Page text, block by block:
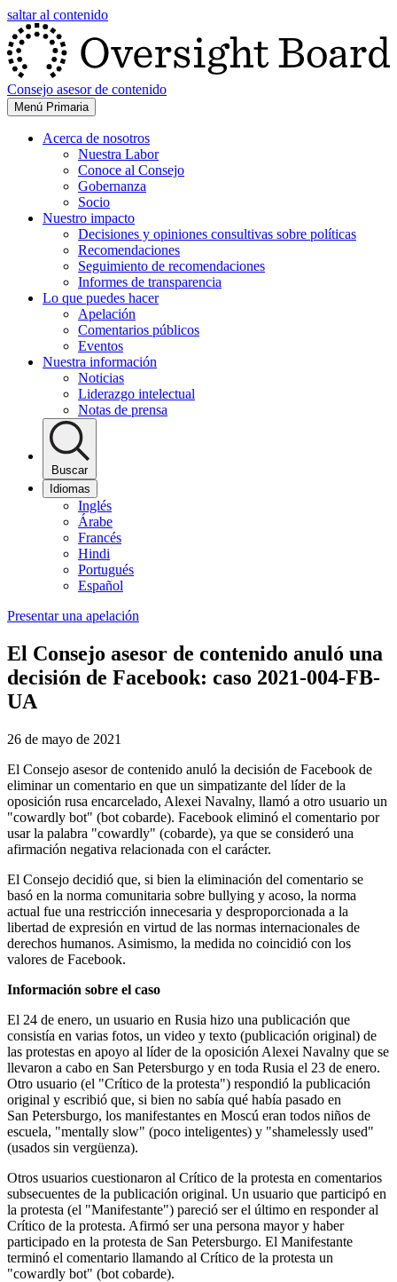
saltar al contenido
Consejo asesor de contenido
Menú Primaria
Acerca de nosotros
Nuestra Labor
Conoce al Consejo
Gobernanza
Socio
Nuestro impacto
Decisiones y opiniones consultivas sobre políticas
Recomendaciones
Seguimiento de recomendaciones
Informes de transparencia
Lo que puedes hacer
Apelación
Comentarios públicos
Eventos
Nuestra información
Noticias
Liderazgo intelectual
Notas de prensa
Buscar
Idiomas
Inglés
Árabe
Francés
Hindi
Portugués
Español
Presentar una apelación
El Consejo asesor de contenido anuló una
decisión de Facebook: caso 2021-004-FB-
UA
26 de mayo de 2021
El Consejo asesor de contenido anuló la decisión de Facebook de
eliminar un comentario en que un simpatizante del líder de la
oposición rusa encarcelado, Alexei Navalny, llamó a otro usuario un
"cowardly bot" (bot cobarde). Facebook eliminó el comentario por
usar la palabra "cowardly" (cobarde), ya que se consideró una
afirmación negativa relacionada con el carácter.
El Consejo decidió que, si bien la eliminación del comentario se
basó en la norma comunitaria sobre bullying y acoso, la norma
actual fue una restricción innecesaria y desproporcionada a la
libertad de expresión en virtud de las normas internacionales de
derechos humanos. Asimismo, la medida no coincidió con los
valores de Facebook.
Información sobre el caso
El 24 de enero, un usuario en Rusia hizo una publicación que
consistía en varias fotos, un video y texto (publicación original) de
las protestas en apoyo al líder de la oposición Alexei Navalny que se
llevaron a cabo en San Petersburgo y en toda Rusia el 23 de enero.
Otro usuario (el "Crítico de la protesta") respondió la publicación
original y escribió que, si bien no sabía qué había pasado en
San Petersburgo, los manifestantes en Moscú eran todos niños de
escuela, "mentally slow" (poco inteligentes) y "shamelessly used"
(usados sin vergüenza).
Otros usuarios cuestionaron al Crítico de la protesta en comentarios
subsecuentes de la publicación original. Un usuario que participó en
la protesta (el "Manifestante") pareció ser el último en responder al
Crítico de la protesta. Afirmó ser una persona mayor y haber
participado en la protesta de San Petersburgo. El Manifestante
terminó el comentario llamando al Crítico de la protesta un
"cowardly bot" (bot cobarde).